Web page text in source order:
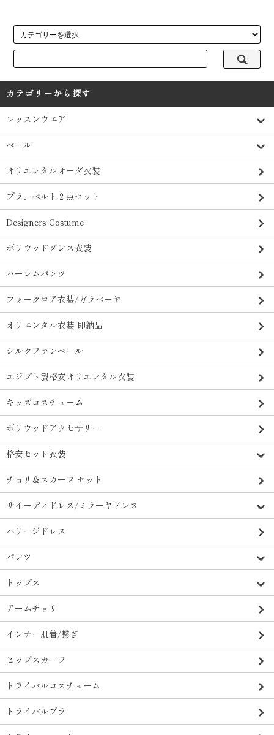
カテゴリーから探す
レッスンウエア
ベール
オリエンタルオーダ衣装
ブラ、ベルト２点セット
Designers Costume
ボリウッドダンス衣装
ハーレムパンツ
フォークロア衣装/ガラベーヤ
オリエンタル衣装 即納品
シルクファンベール
エジプト製格安オリエンタル衣装
キッズコスチューム
ボリウッドアクセサリー
格安セット衣装
チョリ＆スカーフ セット
サイーディドレス/ミラーヤドレス
ハリージドレス
パンツ
トップス
アームチョリ
インナー肌着/繋ぎ
ヒップスカーフ
トライバルコスチューム
トライバルブラ